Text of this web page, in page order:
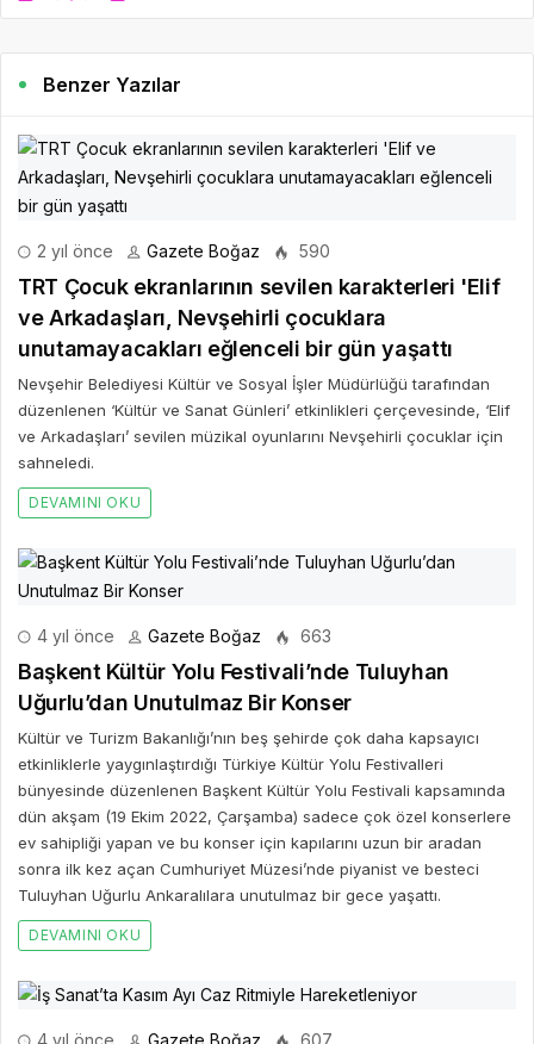
Benzer Yazılar
2 yıl önce Gazete Boğaz 590
TRT Çocuk ekranlarının sevilen karakterleri 'Elif
ve Arkadaşları, Nevşehirli çocuklara
unutamayacakları eğlenceli bir gün yaşattı
Nevşehir Belediyesi Kültür ve Sosyal İşler Müdürlüğü tarafından
düzenlenen ‘Kültür ve Sanat Günleri’ etkinlikleri çerçevesinde, ‘Elif
ve Arkadaşları’ sevilen müzikal oyunlarını Nevşehirli çocuklar için
sahneledi.
DEVAMINI OKU
4 yıl önce Gazete Boğaz 663
Başkent Kültür Yolu Festivali’nde Tuluyhan
Uğurlu’dan Unutulmaz Bir Konser
Kültür ve Turizm Bakanlığı’nın beş şehirde çok daha kapsayıcı
etkinliklerle yaygınlaştırdığı Türkiye Kültür Yolu Festivalleri
bünyesinde düzenlenen Başkent Kültür Yolu Festivali kapsamında
dün akşam (19 Ekim 2022, Çarşamba) sadece çok özel konserlere
ev sahipliği yapan ve bu konser için kapılarını uzun bir aradan
sonra ilk kez açan Cumhuriyet Müzesi’nde piyanist ve besteci
Tuluyhan Uğurlu Ankaralılara unutulmaz bir gece yaşattı.
DEVAMINI OKU
4 yıl önce Gazete Boğaz 607